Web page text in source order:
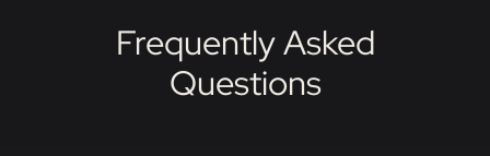
Frequently Asked
Questions